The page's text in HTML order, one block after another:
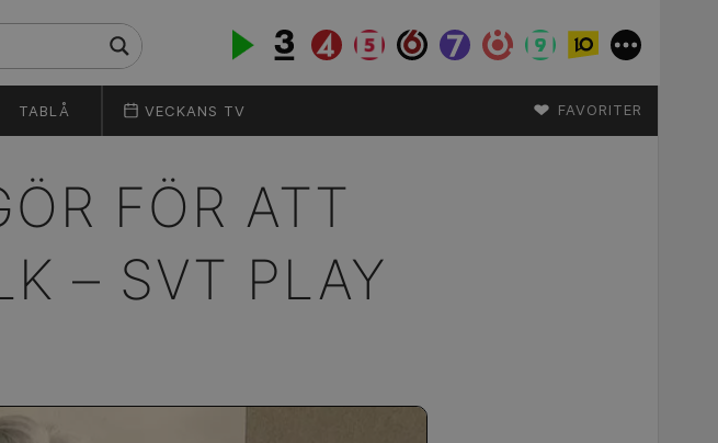
TABLÅ VECKANS TV ♥ FAVORITER
FÖR ATT
– SVT PLAY